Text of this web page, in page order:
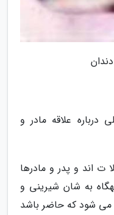
درباره علاقه مادر و
ت اند و پدر و مادرها
به شان شیرینی و
می شود که حاضر باشد